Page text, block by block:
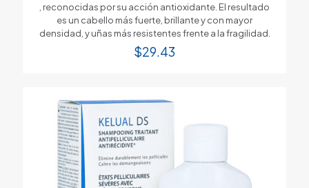
, reconocidas por su acción antioxidante. El resultado
es un cabello más fuerte, brillante y con mayor
densidad, y uñas más resistentes frente a la fragilidad.
$29.43